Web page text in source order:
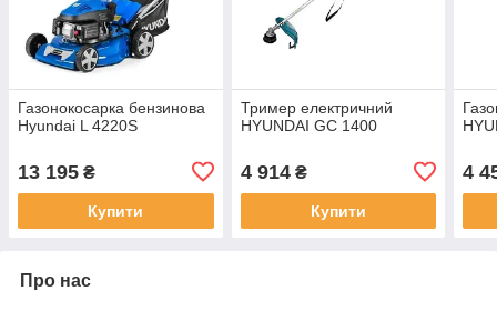
Газонокосарка бензинова
Hyundai L 4220S
13 195 ₴
Купити
Тример електричний
HYUNDAI GC 1400
4 914₴
Купити
4
Про нас